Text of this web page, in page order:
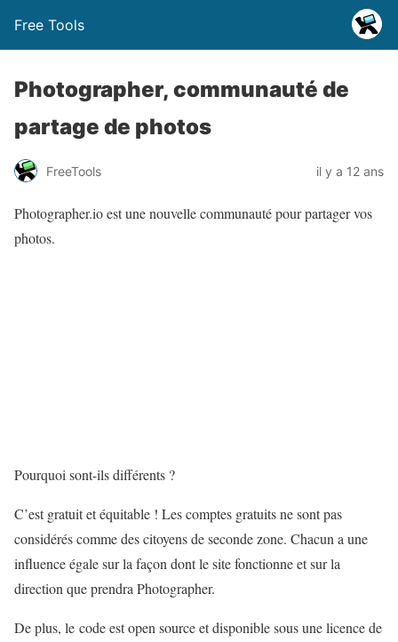
Free Tools
Photographer, communauté de
partage de photos
FreeTools il y a 12 ans
Photographer.io est une nouvelle communauté pour partager vos
photos.
Pourquoi sont-ils différents ?
C’est gratuit et équitable ! Les comptes gratuits ne sont pas
considérés comme des citoyens de seconde zone. Chacun a une
influence égale sur la façon dont le site fonctionne et sur la
direction que prendra Photographer.
De plus, le code est open source et disponible sous une licence de